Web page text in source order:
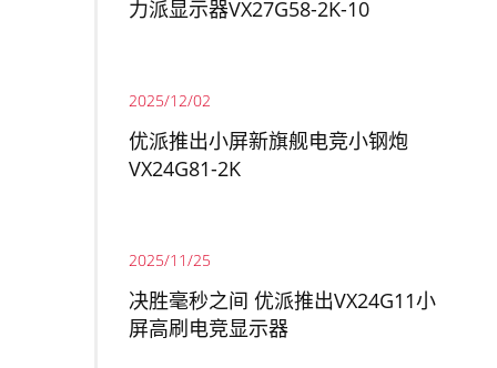
力派显示器VX27G58-2K-10
2025/12/02
优派推出小屏新旗舰电竞小钢炮
VX24G81-2K
2025/11/25
决胜毫秒之间 优派推出VX24G11小
屏高刷电竞显示器